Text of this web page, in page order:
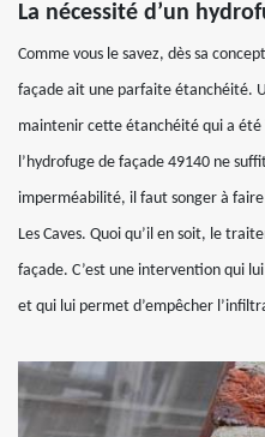
La nécessité d’un
Comme vous le savez, dès sa
façade ait une parfaite étanchéité.
maintenir cette étanchéité qui a été
l’hydrofuge de façade 49140 ne
imperméabilité, il faut songer à
Les Caves. Quoi qu’il en soit, le
façade. C’est une intervention qui
et qui lui permet d’empêcher